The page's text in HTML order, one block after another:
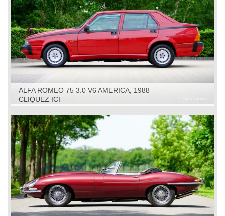
ALFA ROMEO 75 3.0 V6 AMERICA, 1988
CLIQUEZ ICI